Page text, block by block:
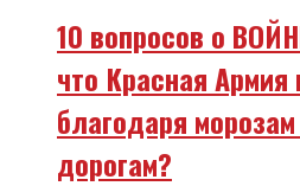
10 вопросов о
что Красная
благодаря
дорогам?